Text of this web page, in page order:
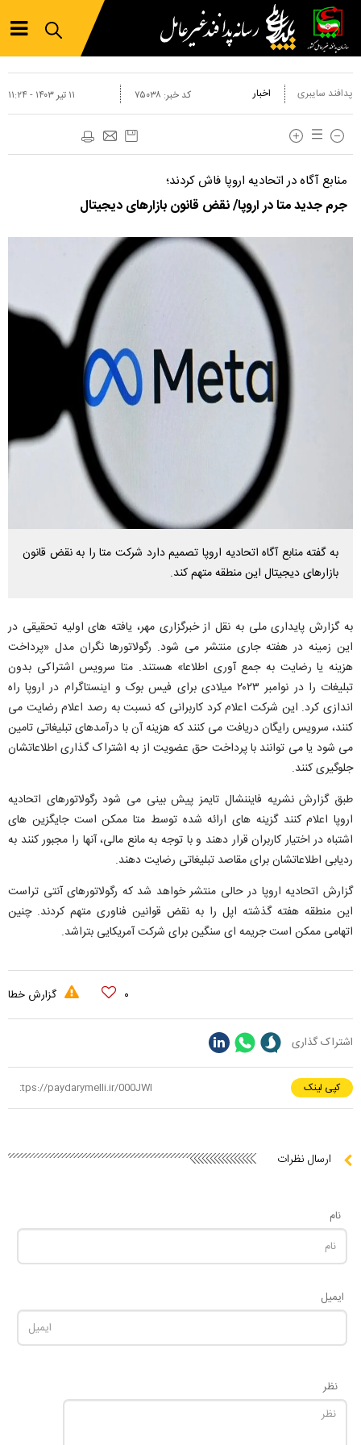
پدافند سایبری اخبار ۱۱ تير ۱۴۰۳ - ۱۱:۲۴ کد خبر: ۷۵۰۳۸
منابع آگاه در اتحادیه اروپا فاش کردند؛
جرم جدید متا در اروپا/ نقض قانون بازارهای دیجیتال
به گفته منابع آگاه اتحادیه اروپا تصمیم دارد شرکت متا را به نقض قانون
بازارهای دیجیتال این منطقه متهم کند.
به گزارش پایداری ملی به نقل از خبرگزاری مهر، یافته های اولیه تحقیقی در
این زمینه در هفته جاری منتشر می شود. رگولاتورها نگران مدل «پرداخت
هزینه یا رضایت به جمع آوری اطلاعا» هستند. متا سرویس اشتراکی بدون
تبلیغات را در نوامبر ۲۰۲۳ میلادی برای فیس بوک و اینستاگرام در اروپا راه
اندازی کرد. این شرکت اعلام کرد کاربرانی که نسبت به رصد اعلام رضایت می
کنند، سرویس رایگان دریافت می کنند که هزینه آن با درآمدهای تبلیغاتی تامین
می شود یا می توانند با پرداخت حق عضویت از به اشتراک گذاری اطلاعاتشان
جلوگیری کنند.
طبق گزارش نشریه فایننشال تایمز پیش بینی می شود رگولاتورهای اتحادیه
اروپا اعلام کنند گزینه های ارائه شده توسط متا ممکن است جایگزین های
اشتباه در اختیار کاربران قرار دهند و با توجه به مانع مالی، آنها را مجبور کنند به
ردیابی اطلاعاتشان برای مقاصد تبلیغاتی رضایت دهند.
گزارش اتحادیه اروپا در حالی منتشر خواهد شد که رگولاتورهای آنتی تراست
این منطقه هفته گذشته اپل را به نقض قوانین فناوری متهم کردند. چنین
اتهامی ممکن است جریمه ای سنگین برای شرکت آمریکایی بتراشد.
۰ گزارش خطا
اشتراک گذاری
کپی لینک
ارسال نظرات
نام
ایمیل
نظر